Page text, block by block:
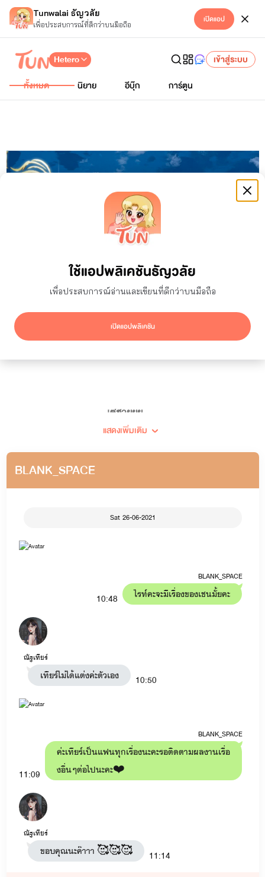
Tunwalai ธัญวลัย
เพื่อประสบการณ์ที่ดีกว่าบนมือถือ เปิดแอป
ใช้แอปพลิเคชันธัญวลัย
เพื่อประสบการณ์อ่านและเขียนที่ดีกว่าบนมือถือ
เปิดแอปพลิเคชัน
Hetero
เข้าสู่ระบบ
ทั้งหมด
นิยาย อีบุ๊ก การ์ตูน
ณัฐเทียร์
21069 ผู้ติดตาม 1 กำลังติดตาม
ติดตาม
เซฮายยย...
ยินดีต้อนรับเข้าสู่โลกเขย่าขวัญ (เขย่าทำไม 555)
🖋🍀แต่งนิยายครั้งแรก 28 พฤศจิกายน 2562🍀
แสดงเพิ่มเติม
BLANK_SPACE
Sat 26-06-2021
BLANK_SPACE
10:48 ไรท์คะจะมีเรื่องของเชนมั้ยคะ
ณัฐเทียร์
10:50
เทียร์ไม่ได้แต่งค่ะตัวเอง
BLANK_SPACE
11:09
ค่ะเทียร์เป็นแฟนทุกเรื่องนะคะรอติดตามผลงานเรื่อ
งอื่นๆต่อไปนะคะ❤️
ณัฐเทียร์
11:14
ขอบคุณนะค๊าาา 🥰🥰🥰